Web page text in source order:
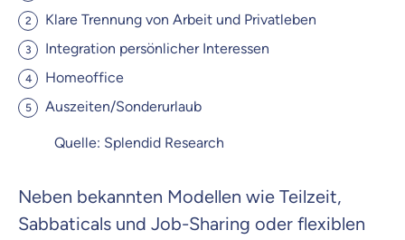
Klare Trennung von Arbeit und Privatleben
Integration persönlicher Interessen
Homeoffice
Auszeiten/Sonderurlaub
Quelle: Splendid Research
Neben bekannten Modellen wie Teilzeit,
Sabbaticals und Job-Sharing oder flexiblen